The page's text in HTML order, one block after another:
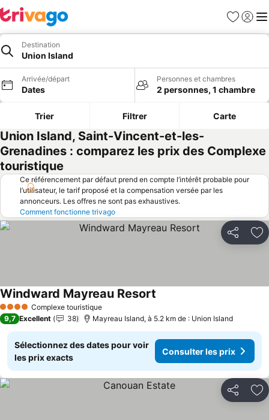
Favoris
Se
Destination
Union Island
Arrivée/départ
Dates
Personnes et chambres
2 personnes, 1 chambre
Trier Filtrer Carte
Union Island, Saint-Vincent-et-les-
Grenadines : comparez les prix des Complexe
touristique
Ce référencement par défaut prend en compte l’intérêt probable pour
l’utilisateur, le tarif proposé et la compensation versée par les
annonceurs. Les offres ne sont pas exhaustives.
Comment fonctionne trivago
Partager
4 Étoiles Complexe touristique
Windward Mayreau Resort
9,7 Excellent 38 Mayreau Island, à 5.2 km de : Union Island
Sélectionnez des dates pour voir
les prix exacts
Consulter les prix
Partager